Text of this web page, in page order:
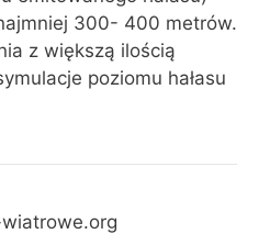
300- 400 metrów.
z większą ilością
poziomu hałasu